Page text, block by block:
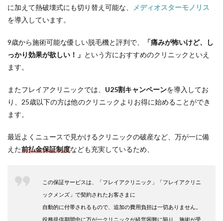
む
3.10
東京中
央美容
新宿東
口院・
新宿西
毛クイ
ック5
回が総
安さで
決める
に加えて熱破壊式にも切り替え可能な、
メディオスターモノリス
を導入しています。
9歳から施術可能な優しい脱毛機と評判で、
「痛みが怖いけど、し
っかり効果が欲しい！」 という方におすすめのクリニックといえ
ます。
またフレイアクリニックでは、 U25割キャンペーンを導入してお
り、25歳以下の方は他のクリニックよりお得に始めることができ
ます。
最近よくニュースで見かけるクリニックの破産など、万が一に備
えた前払金保証制度なども充実しているため、
この保証サービスは、「フレイアクリニック」「フレイアクリニ
ックメンズ」で契約されたお客さまに
自動的に付帯されるもので、追加の費用負担は一切ありません。
役務提供期間中に万が一クリニックが経営困難に陥り、施術が受